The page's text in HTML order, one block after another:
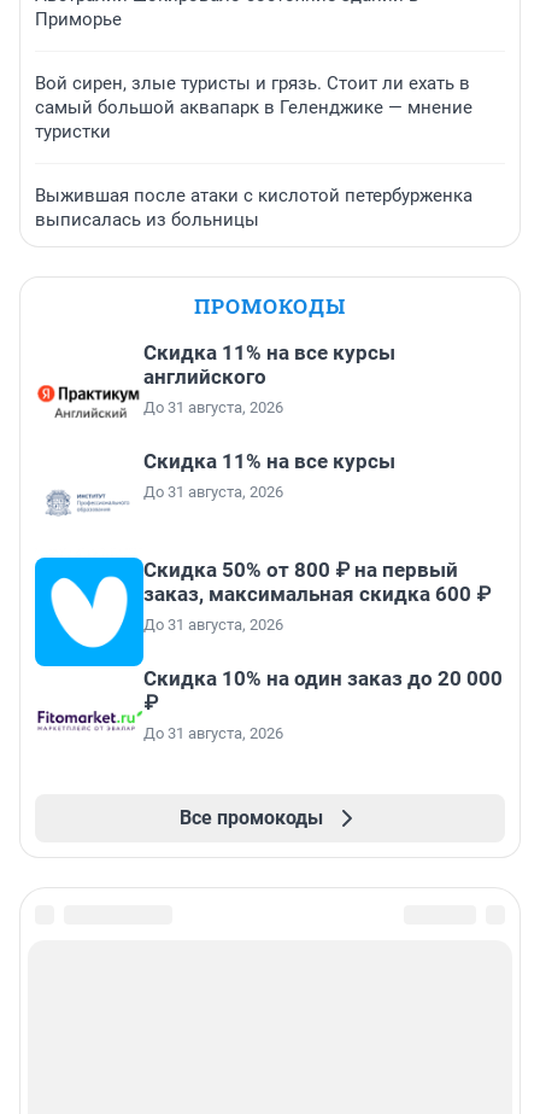
Приморье
Вой сирен, злые туристы и грязь. Стоит ли ехать в
самый большой аквапарк в Геленджике — мнение
туристки
Выжившая после атаки с кислотой петербурженка
выписалась из больницы
ПРОМОКОДЫ
Скидка 11% на все курсы
английского
До 31 августа, 2026
Скидка 11% на все курсы
До 31 августа, 2026
Скидка 50% от 800 ₽ на первый
заказ, максимальная скидка 600 ₽
До 31 августа, 2026
Скидка 10% на один заказ до 20 000
₽
До 31 августа, 2026
Все промокоды